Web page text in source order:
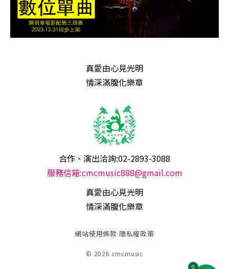
真愛由心見光明
情深滿腹化樂章
合作、演出洽詢:02-2893-3088
服務信箱:cmcmusic888@gmail.com
真愛由心見光明
情深滿腹化樂章
網站使用條款 隱私權政策
© 2026 cmcmusic
0